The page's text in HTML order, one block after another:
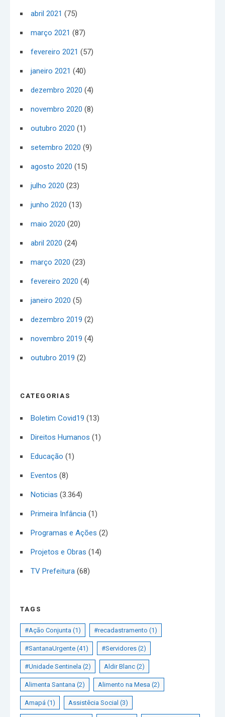
abril 2021 (75)
março 2021 (87)
fevereiro 2021 (57)
janeiro 2021 (40)
dezembro 2020 (4)
novembro 2020 (8)
outubro 2020 (1)
setembro 2020 (9)
agosto 2020 (15)
julho 2020 (23)
junho 2020 (13)
maio 2020 (20)
abril 2020 (24)
março 2020 (23)
fevereiro 2020 (4)
janeiro 2020 (5)
dezembro 2019 (2)
novembro 2019 (4)
outubro 2019 (2)
CATEGORIAS
Boletim Covid19 (13)
Direitos Humanos (1)
Educação (1)
Eventos (8)
Noticias (3.364)
Primeira Infância (1)
Programas e Ações (2)
Projetos e Obras (14)
TV Prefeitura (68)
TAGS
#Ação Conjunta (1) #recadastramento (1)
#SantanaUrgente (41) #Servidores (2)
#Unidade Sentinela (2) Aldir Blanc (2)
Alimenta Santana (2) Alimento na Mesa (2)
Amapá (1) Assistêcia Social (3)